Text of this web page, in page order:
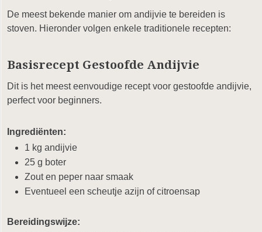
De meest bekende manier om andijvie te bereiden is
stoven. Hieronder volgen enkele traditionele recepten:
Basisrecept Gestoofde Andijvie
Dit is het meest eenvoudige recept voor gestoofde andijvie,
perfect voor beginners.
Ingrediënten:
1 kg andijvie
25 g boter
Zout en peper naar smaak
Eventueel een scheutje azijn of citroensap
Bereidingswijze: